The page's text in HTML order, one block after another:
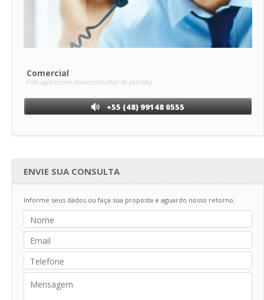
Comercial
Fale agora com nosso consultor de plantão.
+55 (48) 99148 0555
ENVIE SUA CONSULTA
Informe seus dados ou faça sua proposta e aguardo nosso retorno.